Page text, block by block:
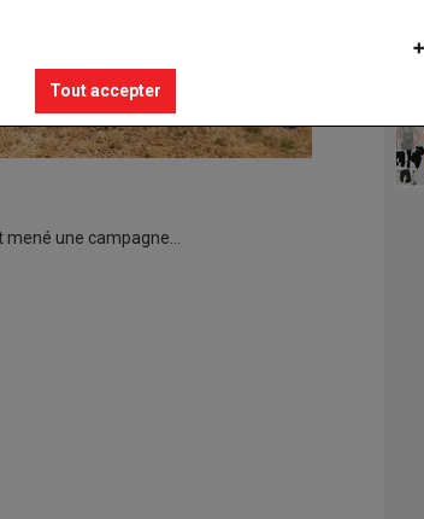
une campagne…
Tout accepter